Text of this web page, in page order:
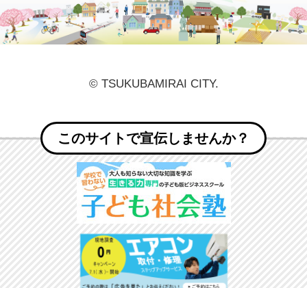
© TSUKUBAMIRAI CITY.
このサイトで宣伝しませんか？